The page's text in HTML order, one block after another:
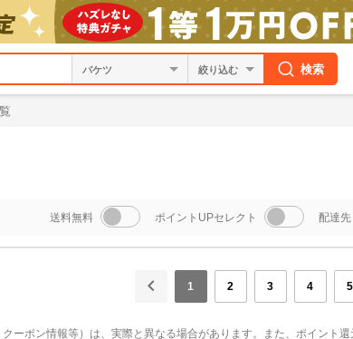
絞り込む 検索
送料無料 ポイントUPセレクト 配達先
1 2 3 4 5
ーポン情報等）は、実際と異なる場合があります。また、ポイント